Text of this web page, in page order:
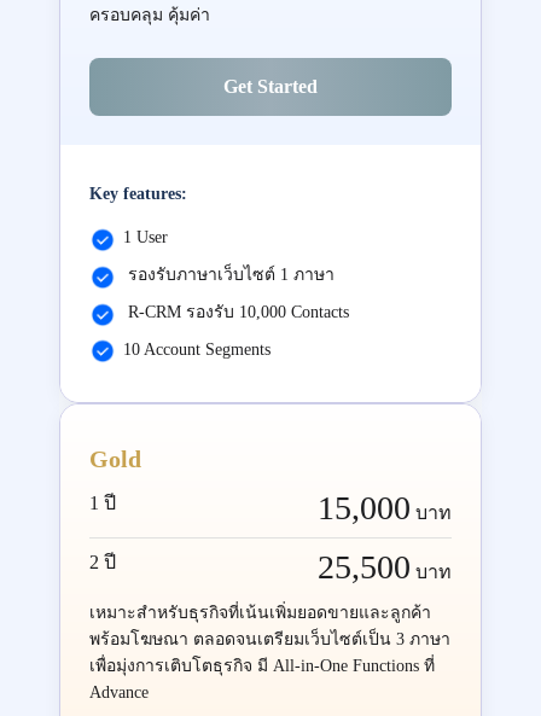
ครอบคลุม คุ้มค่า
Get Started
Key features:
1 User
รองรับภาษาเว็บไซต์ 1 ภาษา
R-CRM รองรับ 10,000 Contacts
10 Account Segments
Gold
1 ปี 15,000 บาท
2 ปี 25,500 บาท
เหมาะสำหรับธุรกิจที่เน้นเพิ่มยอดขายและลูกค้า
พร้อมโฆษณา ตลอดจนเตรียมเว็บไซต์เป็น 3 ภาษา
เพื่อมุ่งการเติบโตธุรกิจ มี All-in-One Functions ที่
Advance